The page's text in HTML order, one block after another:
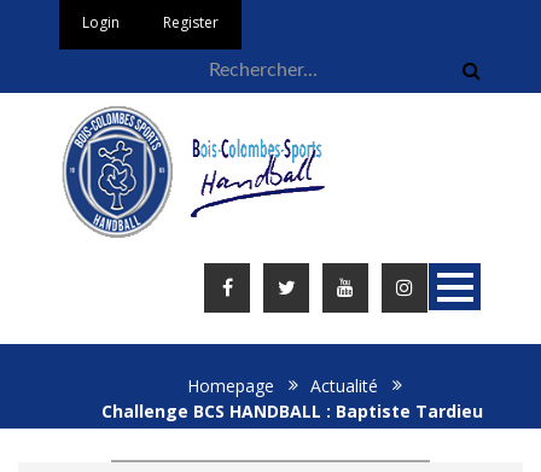
Login Register
Homepage
Actualité
Challenge BCS HANDBALL : Baptiste Tardieu